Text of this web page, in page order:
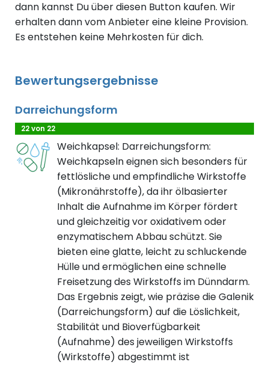
dann kannst Du über diesen Button kaufen. Wir
erhalten dann vom Anbieter eine kleine Provision.
Es entstehen keine Mehrkosten für dich.
Bewertungsergebnisse
Darreichungsform
22 von 22
Weichkapsel: Darreichungsform:
Weichkapseln eignen sich besonders für
fettlösliche und empfindliche Wirkstoffe
(Mikronährstoffe), da ihr ölbasierter
Inhalt die Aufnahme im Körper fördert
und gleichzeitig vor oxidativem oder
enzymatischem Abbau schützt. Sie
bieten eine glatte, leicht zu schluckende
Hülle und ermöglichen eine schnelle
Freisetzung des Wirkstoffs im Dünndarm.
Das Ergebnis zeigt, wie präzise die Galenik
(Darreichungsform) auf die Löslichkeit,
Stabilität und Bioverfügbarkeit
(Aufnahme) des jeweiligen Wirkstoffs
(Wirkstoffe) abgestimmt ist